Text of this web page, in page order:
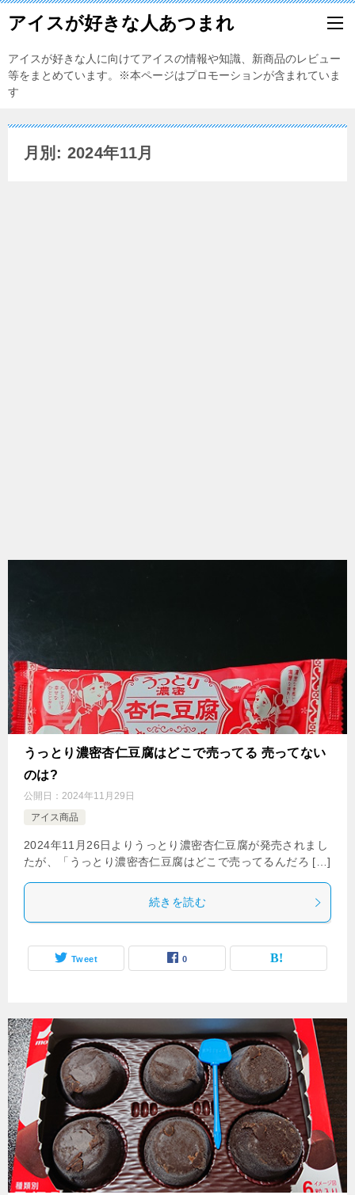
アイスが好きな人あつまれ
アイスが好きな人に向けてアイスの情報や知識、新商品のレビュー
等をまとめています。※本ページはプロモーションが含まれていま
す
月別: 2024年11月
うっとり濃密杏仁豆腐はどこで売ってる 売ってない
のは?
公開日： 2024年11月29日
アイス商品
2024年11月26日よりうっとり濃密杏仁豆腐が発売されまし
たが、「うっとり濃密杏仁豆腐はどこで売ってるんだろ […]
続きを読む
Tweet 0